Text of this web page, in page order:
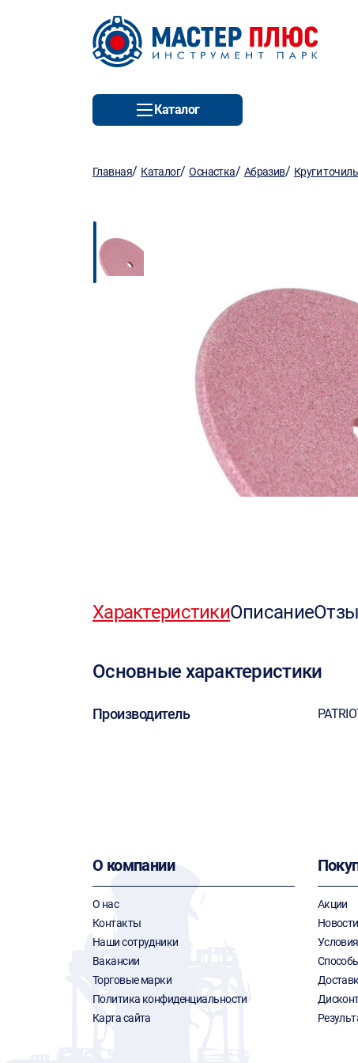
Каталог
Главная/ Каталог/Оснастка/ Абразив/ Круги
ХарактеристикиОписание
Основные характеристики
Производитель
О компании
О нас
Контакты
Наши сотрудники
Вакансии
Торговые марки
Политика конфиденциальности
Карта сайта
Акции
Новости